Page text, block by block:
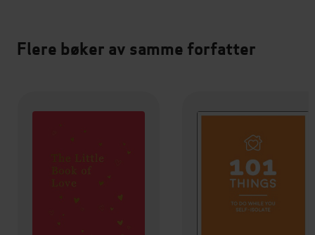
Flere bøker av samme forfatter